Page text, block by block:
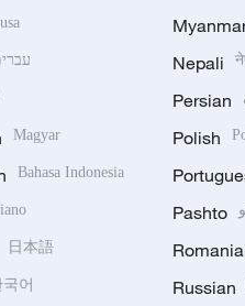
Magyar
Bahasa Indonesia
日本語
국어
Nepali
Persian
Polish
Pashto
Russian